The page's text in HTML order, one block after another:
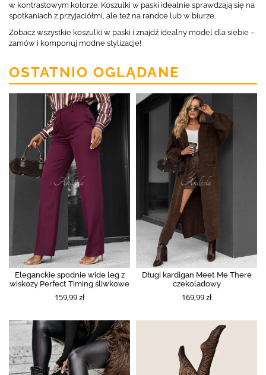
w kontrastowym kolorze. Koszulki w paski idealnie sprawdzają się na
spotkaniach z przyjaciółmi, ale też na randce lub w biurze.
Zobacz wszystkie koszulki w paski i znajdź idealny model dla siebie –
zamów i komponuj modne stylizacje!
OSTATNIO OGLĄDANE
Eleganckie spodnie wide leg z
wiskozy Perfect Timing śliwkowe
159,99 zł
Długi kardigan Meet Me There
czekoladowy
169,99 zł